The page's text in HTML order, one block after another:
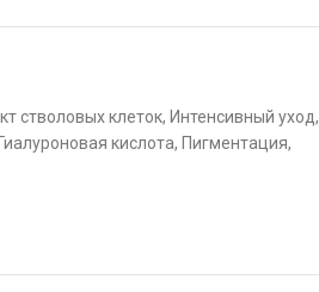
стволовых клеток, Интенсивный уход,
Гиалуроновая кислота, Пигментация,